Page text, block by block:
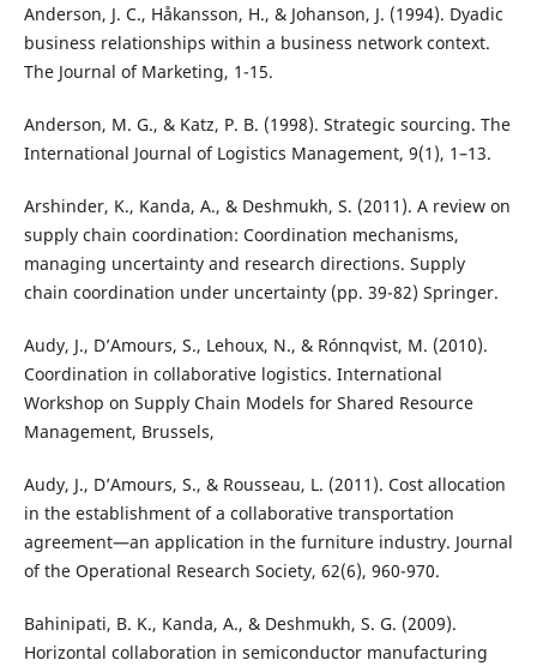
Anderson, J. C., Håkansson, H., & Johanson, J. (1994). Dyadic
business relationships within a business network context.
The Journal of Marketing, 1-15.
Anderson, M. G., & Katz, P. B. (1998). Strategic sourcing. The
International Journal of Logistics Management, 9(1), 1–13.
Arshinder, K., Kanda, A., & Deshmukh, S. (2011). A review on
supply chain coordination: Coordination mechanisms,
managing uncertainty and research directions. Supply
chain coordination under uncertainty (pp. 39-82) Springer.
Audy, J., D’Amours, S., Lehoux, N., & Rónnqvist, M. (2010).
Coordination in collaborative logistics. International
Workshop on Supply Chain Models for Shared Resource
Management, Brussels,
Audy, J., D’Amours, S., & Rousseau, L. (2011). Cost allocation
in the establishment of a collaborative transportation
agreement—an application in the furniture industry. Journal
of the Operational Research Society, 62(6), 960-970.
Bahinipati, B. K., Kanda, A., & Deshmukh, S. G. (2009).
Horizontal collaboration in semiconductor manufacturing